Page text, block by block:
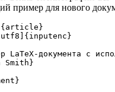
пример для нового
{ article }
utf8 ]{ inputenc }
LaTeX-документа с
Smith}
}